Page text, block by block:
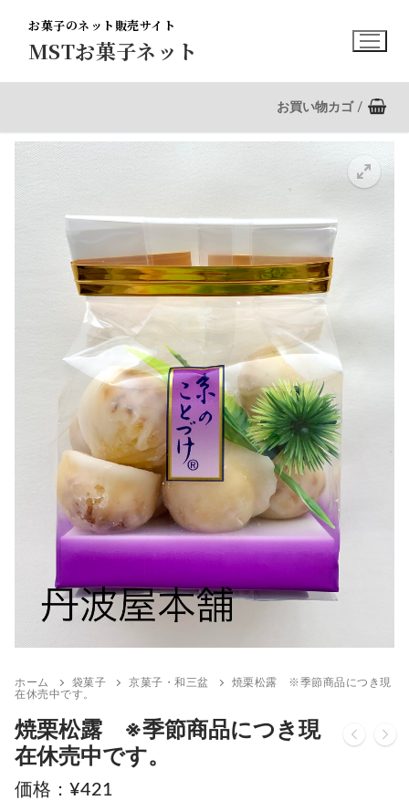
MSTお菓子ネット
お菓子のネット販売サイト
お買い物カゴ /
ホーム 袋菓子 京菓子・和三盆
焼栗松露 ※季節商品につき現
在休売中です。
焼栗松露 ※季節商品につき現
在休売中です。
¥421